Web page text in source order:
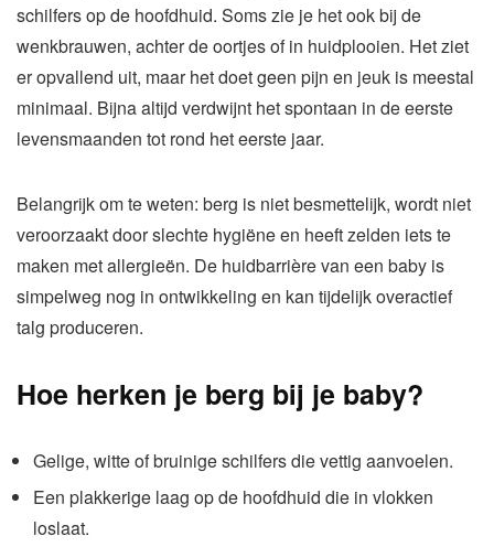
schilfers op de hoofdhuid. Soms zie je het ook bij de
wenkbrauwen, achter de oortjes of in huidplooien. Het ziet
er opvallend uit, maar het doet geen pijn en jeuk is meestal
minimaal. Bijna altijd verdwijnt het spontaan in de eerste
levensmaanden tot rond het eerste jaar.
Belangrijk om te weten: berg is niet besmettelijk, wordt niet
veroorzaakt door slechte hygiëne en heeft zelden iets te
maken met allergieën. De huidbarrière van een baby is
simpelweg nog in ontwikkeling en kan tijdelijk overactief
talg produceren.
Hoe herken je berg bij je baby?
Gelige, witte of bruinige schilfers die vettig aanvoelen.
Een plakkerige laag op de hoofdhuid die in vlokken
loslaat.